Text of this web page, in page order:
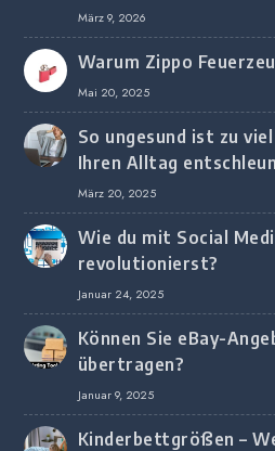
digitalem Marketing
Unternehmen
März 9, 2026
Warum Zippo
Mai 20, 2025
So ungesund ist zu
Ihren Alltag
März 20, 2025
Wie du mit Social
revolutionierst?
Januar 24, 2025
Können Sie eBay-
übertragen?
Januar 9, 2025
Kinderbettgrößen –